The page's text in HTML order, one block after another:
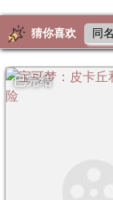
猜你喜欢 同
已完结